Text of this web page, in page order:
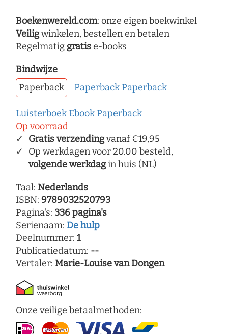
Boekenwereld.com: onze eigen boekwinkel
Veiligwinkelen, bestellen en betalen
Regelmatig gratise-books
Bindwijze
Paperback
Paperback Paperback
Luisterboek Ebook Paperback
Op voorraad
Gratis verzendingvanaf €19,95
Op werkdagen voor 20.00 besteld,
volgende werkdagin huis (NL)
Taal: Nederlands
ISBN: 9789032520793
Pagina's: 336 pagina's
Serienaam: De hulp
Deelnummer: 1
Publicatiedatum: --
Vertaler: Marie-Louise van Dongen
Onze veilige betaalmethoden: